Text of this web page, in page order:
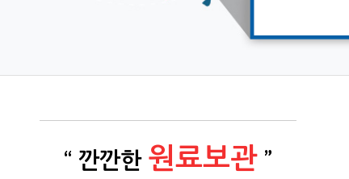
“ 깐깐한 원료보관 ”